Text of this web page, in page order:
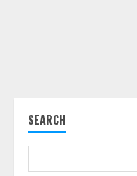
SEARCH